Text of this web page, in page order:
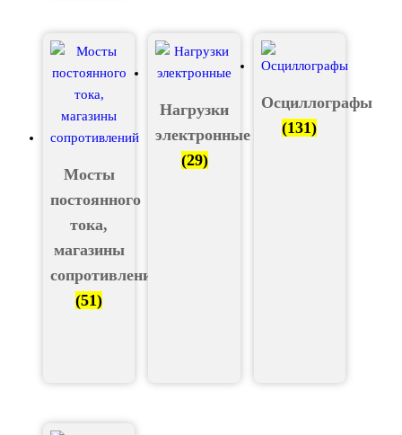
Мосты
постоянного
тока,
магазины
сопротивлений
(51)
Нагрузки
электронные
(29)
Осциллографы
(131)